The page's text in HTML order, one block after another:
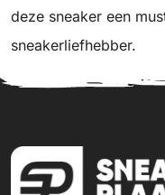
deze sneaker een
sneakerliefhebber.